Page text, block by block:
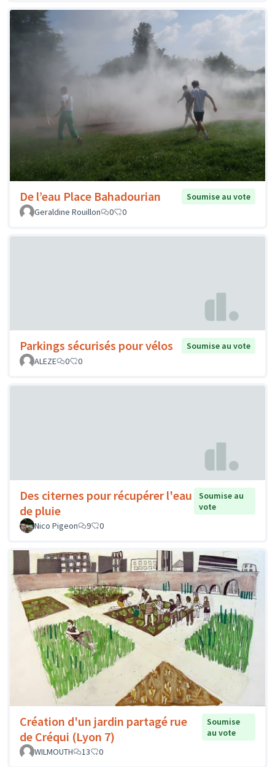
De l’eau Place Bahadourian
Soumise au vote
Geraldine Rouillon
0 0
Parkings sécurisés pour vélos
Soumise au vote
ALEZE
0 0
Des citernes pour récupérer l'eau
de pluie
Soumise au
vote
Nico Pigeon
9 0
Création d'un jardin partagé rue
de Créqui (Lyon 7)
Soumise
au vote
WILMOUTH
13 0